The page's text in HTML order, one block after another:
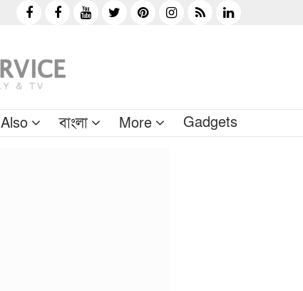
Also বাংলা More Gadgets